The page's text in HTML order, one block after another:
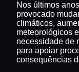
Nos últimos
provocado
climáticos,
meteorológicos
necessidade de
para apoiar
consequências